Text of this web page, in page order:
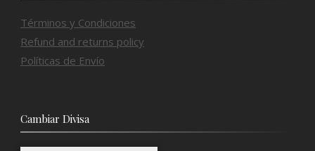
Términos y Condiciones
Refund and returns policy
Políticas de Envío
Cambiar Divisa